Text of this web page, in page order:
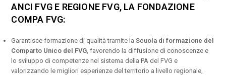
ANCI FVG E REGIONE FVG, LA FONDAZIONE
COMPA FVG:
Garantisce formazione di qualità tramite laScuola di formazione del
Comparto Unico del FVG , favorendo la diffusione di conoscenze e
lo sviluppo di competenze nel sistema della PA del FVG e
valorizzando le migliori esperienze del territorio a livello regionale,